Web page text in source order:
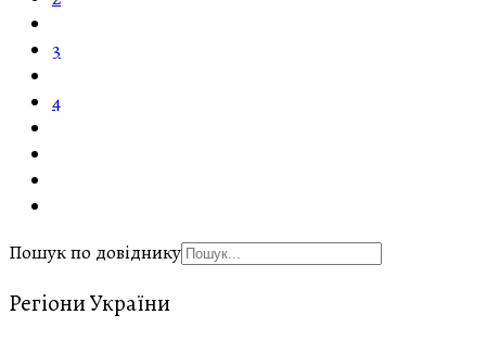
3
4
Пошук по довіднику
Регіони України